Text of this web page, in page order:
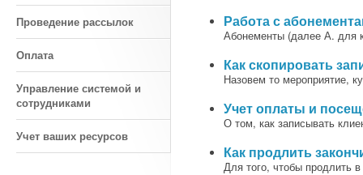
Работа с
Абонементы (далее А. для
Как скопировать
Назовем то мероприятие,
Учет оплаты и
О том, как записывать
Как продлить
Для того, чтобы продлить
Проведение рассылок
Оплата
Управление системой и
сотрудниками
Учет ваших ресурсов